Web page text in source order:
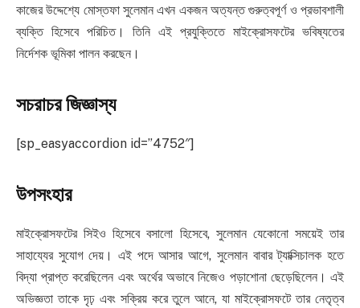
কাজের উদ্দেশ্যে মোস্তফা সুলেমান এখন একজন অত্যন্ত গুরুত্বপূর্ণ ও প্রভাবশালী
ব্যক্তি হিসেবে পরিচিত। তিনি এই প্রযুক্তিতে মাইক্রোসফটের ভবিষ্যতের
নির্দেশক ভূমিকা পালন করছেন।
সচরাচর জিজ্ঞাস্য
[sp_easyaccordion id=”4752″]
উপসংহার
মাইক্রোসফটের সিইও হিসেবে বসালো হিসেবে, সুলেমান যেকোনো সময়েই তার
সাহায্যের সুযোগ দেয়। এই পদে আসার আগে, সুলেমান বাবার ট্যাক্সিচালক হতে
বিদ্যা প্রাপ্ত করেছিলেন এবং অর্থের অভাবে নিজেও পড়াশোনা ছেড়েছিলেন। এই
অভিজ্ঞতা তাকে দৃঢ় এবং সক্রিয় করে তুলে আনে, যা মাইক্রোসফটে তার নেতৃত্ব